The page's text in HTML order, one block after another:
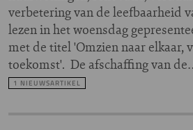
verbetering van de leefbaarheid
lezen in het woensdag
met de titel 'Omzien naar elkaar,
toekomst'. De afschaffing van
1 NIEUWSARTIKEL